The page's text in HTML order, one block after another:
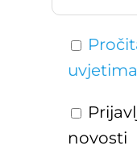
novosti